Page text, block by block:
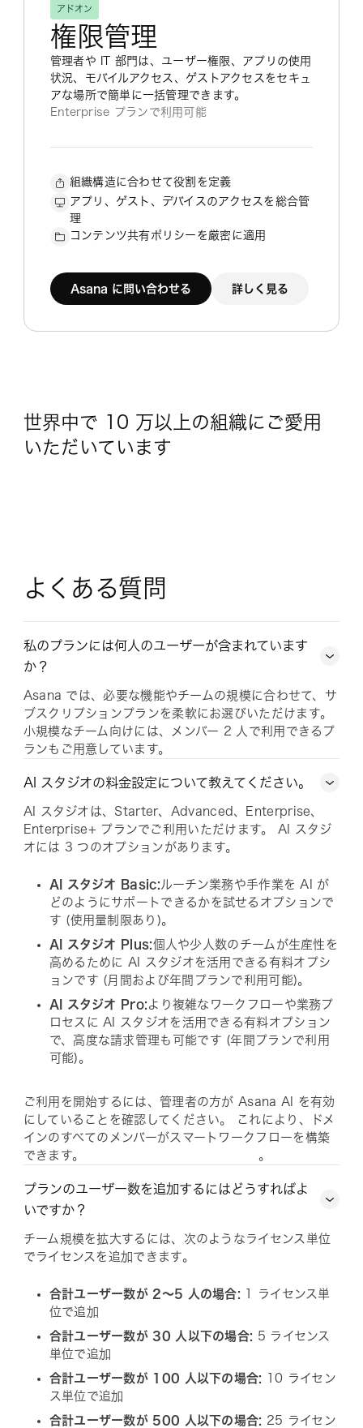
アドオン
権限管理
管理者や IT 部門は、ユーザー権限、アプリの使用
状況、モバイルアクセス、ゲストアクセスをセキュ
アな場所で簡単に一括管理できます。
Enterprise プランで利用可能
組織構造に合わせて役割を定義
アプリ、ゲスト、デバイスのアクセスを総合管
理
コンテンツ共有ポリシーを厳密に適用
Asana に問い合わせる 詳しく見る
世界中で 10 万以上の組織にご愛用
いただいています
よくある質問
私のプランには何人のユーザーが含まれています
か？
Asana では、必要な機能やチームの規模に合わせて、サ
ブスクリプションプランを柔軟にお選びいただけます。
小規模なチーム向けには、メンバー 2 人で利用できるプ
ランもご用意しています。
AI スタジオの料金設定について教えてください。
AI スタジオは、Starter、Advanced、Enterprise、
Enterprise+ プランでご利用いただけます。 AI スタジ
オには 3 つのオプションがあります。
AI スタジオ Basic: ルーチン業務や手作業を AI が
どのようにサポートできるかを試せるオプションで
す (使用量制限あり)。
AI スタジオ Plus:個人や少人数のチームが生産性を
高めるために AI スタジオを活用できる有料オプシ
ョンです (月間および年間プランで利用可能)。
AI スタジオ Pro: より複雑なワークフローや業務プ
ロセスに AI スタジオを活用できる有料オプション
で、高度な請求管理も可能です (年間プランで利用
可能)。
ご利用を開始するには、管理者の方が Asana AI を有効
にしていることを確認してください。 これにより、ドメ
インのすべてのメンバーがスマートワークフローを構築
できます。
。
プランのユーザー数を追加するにはどうすればよ
いですか？
チーム規模を拡大するには、次のようなライセンス単位
でライセンスを追加できます。
合計ユーザー数が 2～5 人の場合:
1 ライセンス単
位で追加
合計ユーザー数が 30 人以下の場合: 5 ライセンス
単位で追加
合計ユーザー数が 100 人以下の場合:
10 ライセン
ス単位で追加
合計ユーザー数が 500 人以下の場合: 25 ライセン